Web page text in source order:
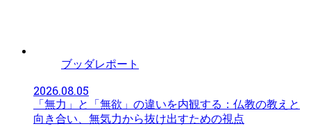
ブッダレポート
2026.08.05
「無力」と「無欲」の違いを内観する：仏教の教えと
向き合い、無気力から抜け出すための視点